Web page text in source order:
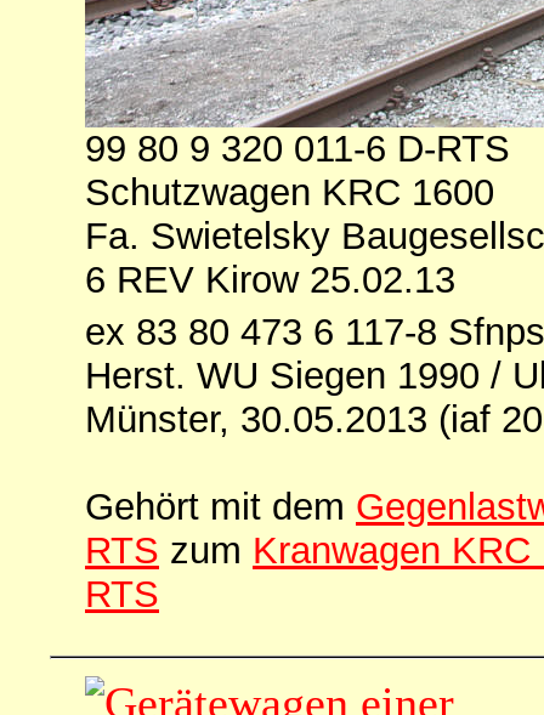
99 80 9 320 011-6 D-RTS
Schutzwagen KRC 1600
Fa. Swietelsky
6 REV Kirow 25.02.13
ex 83 80 473 6 117-8
Herst. WU Siegen 1990 /
Münster, 30.05.2013 (iaf
Gehört mit dem
RTS zum Kranwagen
RTS